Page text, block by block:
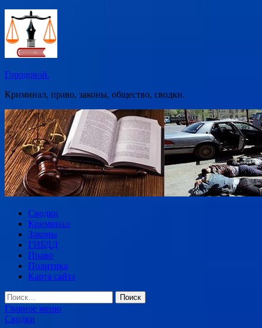
Перейти
содержимому
Городовой.
Криминал, право, законы, общество, сводки.
Сводки
Криминал
Законы
ГИБДД
Право
Политика
Карта сайта
Найти:
Главное меню
Сводки